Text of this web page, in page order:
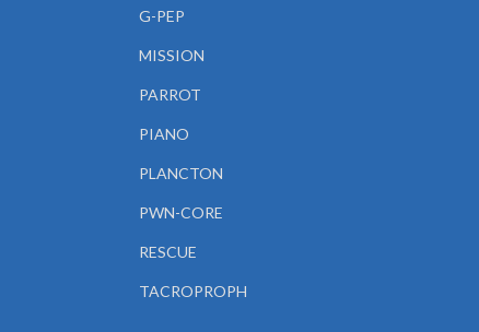
G-PEP
MISSION
PARROT
PIANO
PLANCTON
PWN-CORE
RESCUE
TACROPROPH